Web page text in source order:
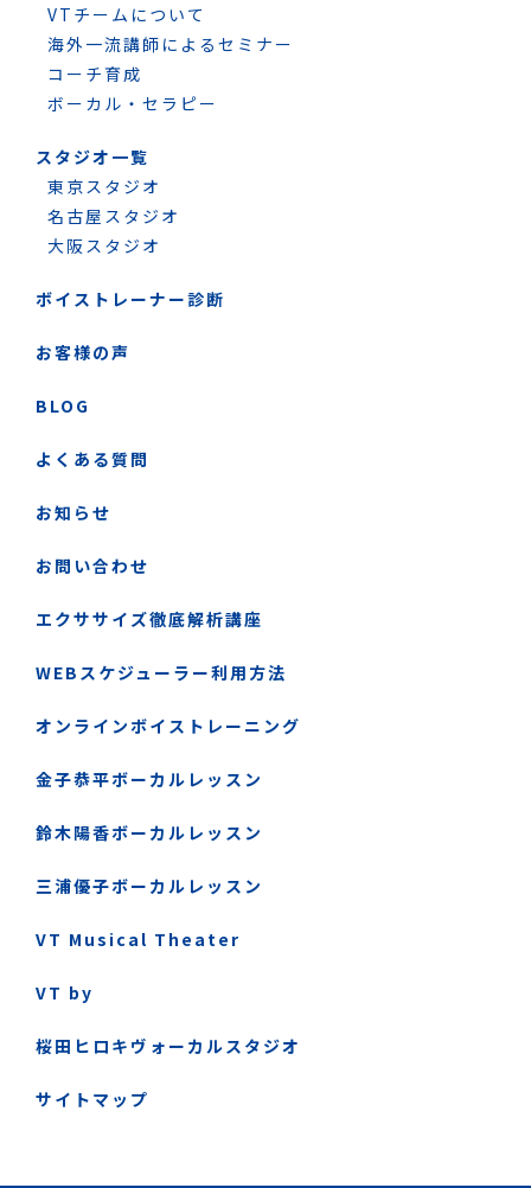
VTチームについて
海外一流講師によるセミナー
コーチ育成
ボーカル・セラピー
スタジオ一覧
東京スタジオ
名古屋スタジオ
大阪スタジオ
ボイストレーナー診断
お客様の声
BLOG
よくある質問
お知らせ
お問い合わせ
エクササイズ徹底解析講座
WEBスケジューラー利用方法
オンラインボイストレーニング
金子恭平ボーカルレッスン
鈴木陽香ボーカルレッスン
三浦優子ボーカルレッスン
VT Musical Theater
VT by
桜田ヒロキヴォーカルスタジオ
サイトマップ